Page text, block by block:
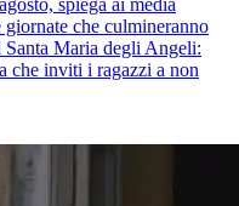
spiega ai media
che culmineranno
Santa Maria degli Angeli:
che inviti i ragazzi a non